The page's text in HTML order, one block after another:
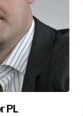
PL